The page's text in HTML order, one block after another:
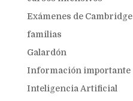
Exámenes de Cambridge
familias
Galardón
Información importante
Inteligencia Artificial